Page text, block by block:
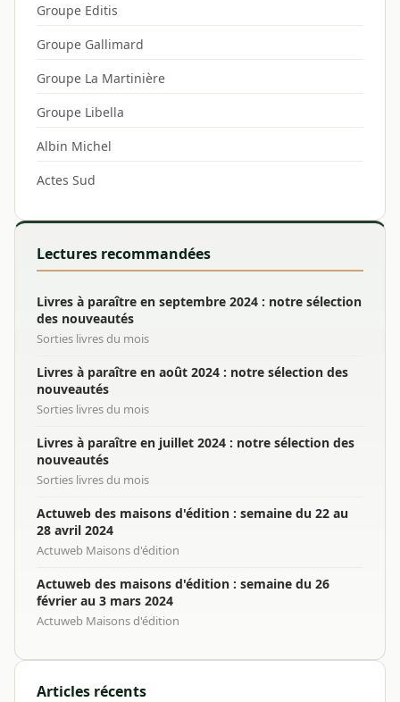
Groupe Editis
Groupe Gallimard
Groupe La Martinière
Groupe Libella
Albin Michel
Actes Sud
Lectures recommandées
Livres à paraître en septembre 2024 : notre sélection
des nouveautés
Sorties livres du mois
Livres à paraître en août 2024 : notre sélection des
nouveautés
Sorties livres du mois
Livres à paraître en juillet 2024 : notre sélection des
nouveautés
Sorties livres du mois
Actuweb des maisons d'édition : semaine du 22 au
28 avril 2024
Actuweb Maisons d'édition
Actuweb des maisons d'édition : semaine du 26
février au 3 mars 2024
Actuweb Maisons d'édition
Articles récents